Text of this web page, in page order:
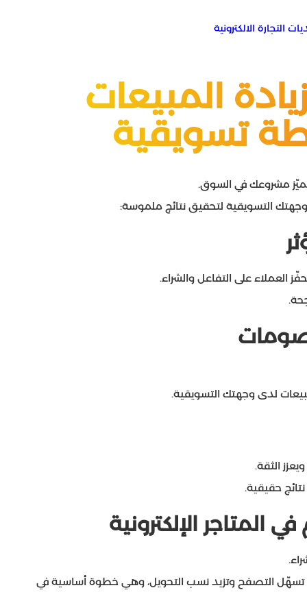
التجارة الالكترونية​
المبيعات
تسويقية
تميّز مشروعك في السوق.
التسويقية لتحقيق نتائج ملموسة:
العملاء على التفاعل والشراء.
لدى وجهتك التسويقية.
الثقة.
حقيقية.
المتاجر الإلكترونية
تسهّل التصفح وتزيد نسب التحويل، وهي خطوة أساسية في